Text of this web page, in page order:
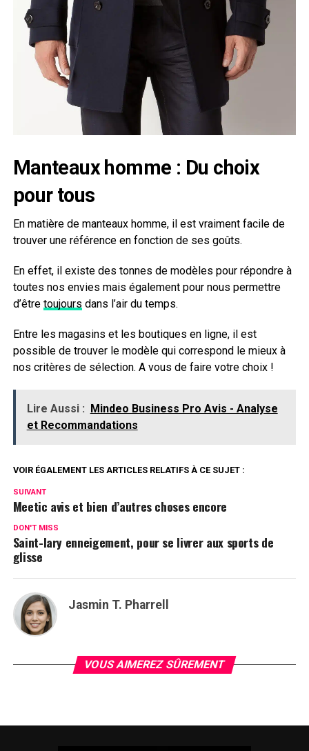
Manteaux homme : Du choix
pour tous
En matière de manteaux homme, il est vraiment facile de
trouver une référence en fonction de ses goûts.
En effet, il existe des tonnes de modèles pour répondre à
toutes nos envies mais également pour nous permettre
d’être toujours dans l’air du temps.
Entre les magasins et les boutiques en ligne, il est
possible de trouver le modèle qui correspond le mieux à
nos critères de sélection. A vous de faire votre choix !
Lire Aussi : Mindeo Business Pro Avis - Analyse
et Recommandations
VOIR ÉGALEMENT LES ARTICLES RELATIFS À CE SUJET :
SUIVANT
Meetic avis et bien d’autres choses encore
DON'T MISS
Saint-lary enneigement, pour se livrer aux sports de
glisse
Jasmin T. Pharrell
VOUS AIMEREZ SÛREMENT